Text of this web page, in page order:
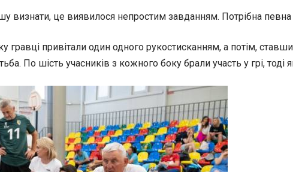
визнати, це виявилося непростим завданням. Потрібна певна
гравці привітали один одного рукостисканням, а потім,
По шість учасників з кожного боку брали участь у грі,